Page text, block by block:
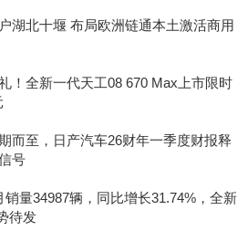
湖北十堰 布局欧洲链通本土激活商用
！全新一代天工08 670 Max上市限时
而至，日产汽车26财年一季度财报释
号
销量34987辆，同比增长31.74%，全新
待发